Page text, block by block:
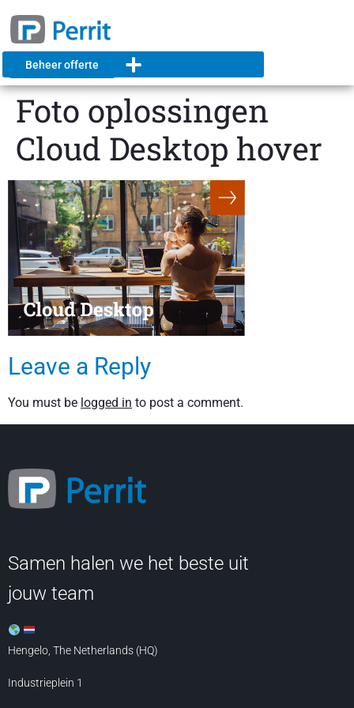
Beheer offerte
Foto oplossingen
Cloud Desktop hover
Leave a Reply
You must be logged in to post a comment.
Samen halen we het beste uit
jouw team
Hengelo, The Netherlands (HQ)
Industrieplein 1